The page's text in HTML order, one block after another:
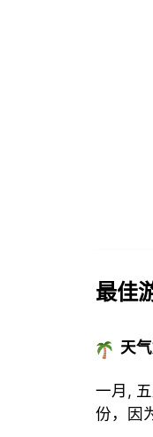
最佳
天
一月,
份，因